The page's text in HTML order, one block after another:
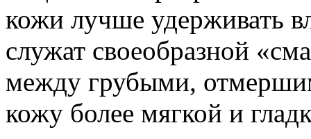
кожи лучше удерживать
служат своеобразной
между грубыми,
кожу более мягкой и